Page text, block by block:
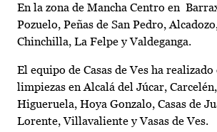
En la zona de Mancha Centro en
Pozuelo, Peñas de San Pedro,
Chinchilla, La Felpe y Valdeganga.
El equipo de Casas de Ves ha
limpiezas en Alcalá del Júcar,
Higueruela, Hoya Gonzalo, Casas de
Lorente, Villavaliente y Vasas de Ves.